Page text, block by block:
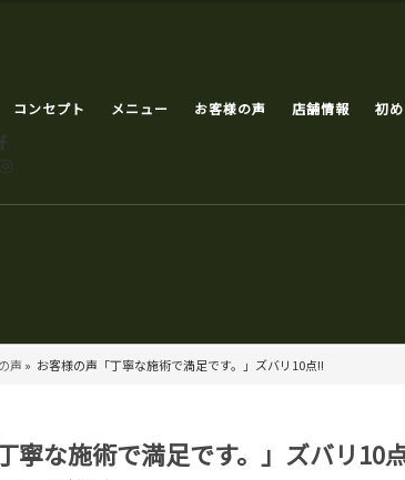
声 » お客様の声「丁寧な施術で満足です。」ズバリ10点!!
コンセプト メニュー お客様の声 店舗情報 初
寧な施術で満足です。」ズバリ10